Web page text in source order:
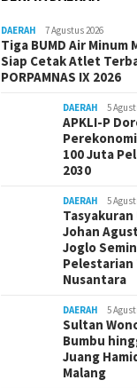
DAERAH 7 Agustus 2026
Tiga BUMD Air Minum
Siap Cetak Atlet
PORPAMNAS IX 2026
DAERAH 5
APKLI-P
100 Juta
2030
DAERAH 5
Tasyakuran
Johan
Joglo
Pelestarian
Nusantara
DAERAH 5
Sultan
Bumbu
Juang
Malang